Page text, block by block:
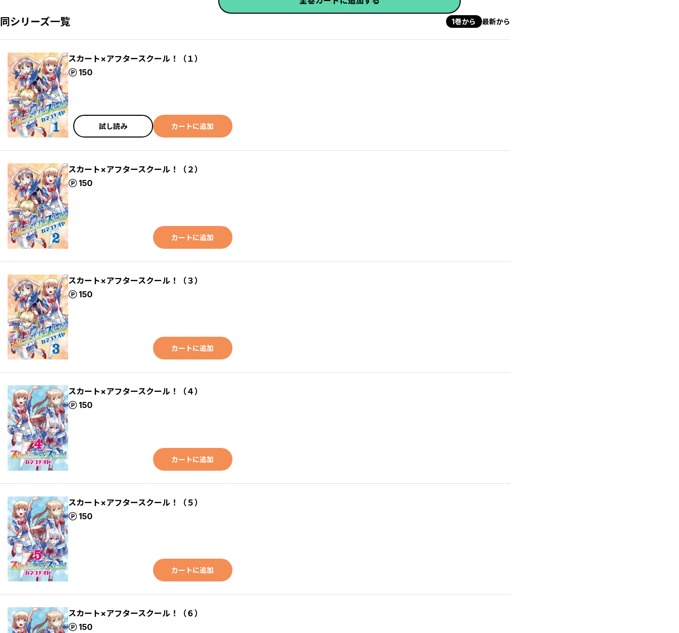
同シリーズ一覧 1巻から 最新から
スカート×アフタースクール！（１）
150
ポイント
試し読み カートに追加
スカート×アフタースクール！（２）
150
ポイント
カートに追加
スカート×アフタースクール！（３）
150
ポイント
カートに追加
スカート×アフタースクール！（４）
150
ポイント
カートに追加
スカート×アフタースクール！（５）
150
ポイント
カートに追加
スカート×アフタースクール！（６）
150
ポイント